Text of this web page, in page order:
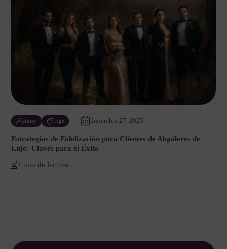
Autor Tags diciembre 27, 2025
Estrategias de Fidelización para Clientes de Alquileres de
Lujo: Claves para el Éxito
4 min de lectura